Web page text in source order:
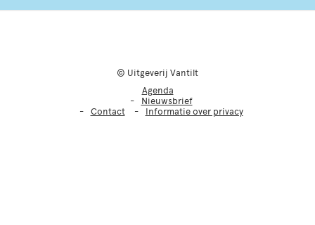
© Uitgeverij Vantilt
Agenda
Nieuwsbrief
Contact
Informatie over privacy